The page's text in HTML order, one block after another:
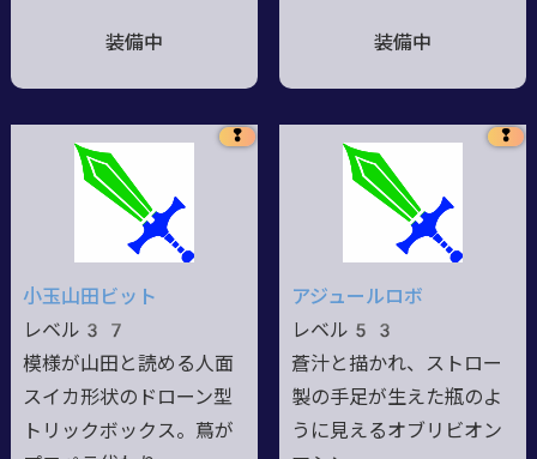
装備中 装備中
❢
小玉山田ビット
レベル37
模様が山田と読める人面
スイカ形状のドローン型
トリックボックス。蔦が
❢
アジュールロボ
レベル53
蒼汁と描かれ、ストロー
製の手足が生えた瓶のよ
うに見えるオブリビオン